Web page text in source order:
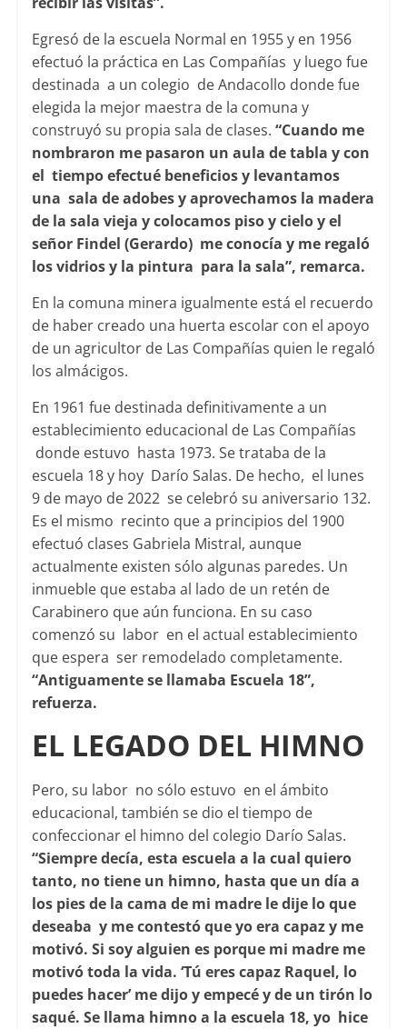
Egresó de la escuela Normal en 1955 y en 1956
efectuó la práctica en Las Compañías y luego fue
destinada a un colegio de Andacollo donde fue
elegida la mejor maestra de la comuna y
construyó su propia sala de clases. “Cuando me
nombraron me pasaron un aula de tabla y con
el tiempo efectué beneficios y levantamos
una sala de adobes y aprovechamos la madera
de la sala vieja y colocamos piso y cielo y el
señor Findel (Gerardo) me conocía y me regaló
los vidrios y la pintura para la sala”, remarca.
En la comuna minera igualmente está el recuerdo
de haber creado una huerta escolar con el apoyo
de un agricultor de Las Compañías quien le regaló
los almácigos.
En 1961 fue destinada definitivamente a un
establecimiento educacional de Las Compañías
donde estuvo hasta 1973. Se trataba de la
escuela 18 y hoy Darío Salas. De hecho, el lunes
9 de mayo de 2022 se celebró su aniversario 132.
Es el mismo recinto que a principios del 1900
efectuó clases Gabriela Mistral, aunque
actualmente existen sólo algunas paredes. Un
inmueble que estaba al lado de un retén de
Carabinero que aún funciona. En su caso
comenzó su labor en el actual establecimiento
que espera ser remodelado completamente.
“Antiguamente se llamaba Escuela 18”,
refuerza.
EL LEGADO DEL HIMNO
Pero, su labor no sólo estuvo en el ámbito
educacional, también se dio el tiempo de
confeccionar el himno del colegio Darío Salas.
“Siempre decía, esta escuela a la cual quiero
tanto, no tiene un himno, hasta que un día a
los pies de la cama de mi madre le dije lo que
deseaba y me contestó que yo era capaz y me
motivó. Si soy alguien es porque mi madre me
motivó toda la vida. ‘Tú eres capaz Raquel, lo
puedes hacer’ me dijo y empecé y de un tirón lo
saqué. Se llama himno a la escuela 18, yo hice